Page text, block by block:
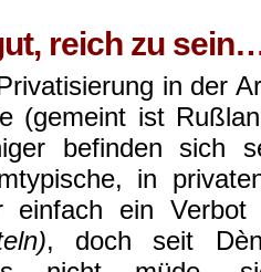
reich zu
in der
(gemeint ist
befinden sich
in
einfach ein
, doch seit